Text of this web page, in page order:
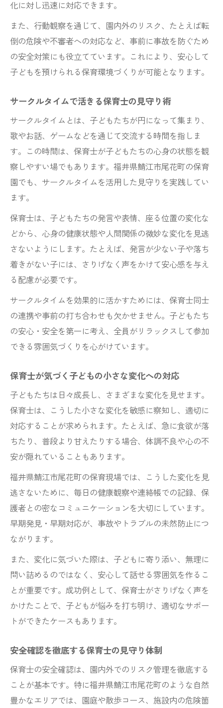
化に対し迅速に対応できます。
また、行動観察を通じて、園内外のリスク、たとえば転
倒の危険や不審者への対応など、事前に事故を防ぐため
の安全対策にも役立てています。これにより、安心して
子どもを預けられる保育環境づくりが可能となります。
サークルタイムで活きる保育士の見守り術
サークルタイムとは、子どもたちが円になって集まり、
歌やお話、ゲームなどを通じて交流する時間を指しま
す。この時間は、保育士が子どもたちの心身の状態を観
察しやすい場でもあります。福井県鯖江市尾花町の保育
園でも、サークルタイムを活用した見守りを実践してい
ます。
保育士は、子どもたちの発言や表情、座る位置の変化な
どから、心身の健康状態や人間関係の微妙な変化を見逃
さないようにします。たとえば、発言が少ない子や落ち
着きがない子には、さりげなく声をかけて安心感を与え
る配慮が必要です。
サークルタイムを効果的に活かすためには、保育士同士
の連携や事前の打ち合わせも欠かせません。子どもたち
の安心・安全を第一に考え、全員がリラックスして参加
できる雰囲気づくりを心がけています。
保育士が気づく子どもの小さな変化への対応
子どもたちは日々成長し、さまざまな変化を見せます。
保育士は、こうした小さな変化を敏感に察知し、適切に
対応することが求められます。たとえば、急に食欲が落
ちたり、普段より甘えたりする場合、体調不良や心の不
安が隠れていることもあります。
福井県鯖江市尾花町の保育現場では、こうした変化を見
逃さないために、毎日の健康観察や連絡帳での記録、保
護者との密なコミュニケーションを大切にしています。
早期発見・早期対応が、事故やトラブルの未然防止につ
ながります。
また、変化に気づいた際は、子どもに寄り添い、無理に
問い詰めるのではなく、安心して話せる雰囲気を作るこ
とが重要です。成功例として、保育士がさりげなく声を
かけたことで、子どもが悩みを打ち明け、適切なサポー
トができたケースもあります。
安全確認を徹底する保育士の見守り体制
保育士の安全確認は、園内外でのリスク管理を徹底する
ことが基本です。特に福井県鯖江市尾花町のような自然
豊かなエリアでは、園庭や散歩コース、施設内の危険箇